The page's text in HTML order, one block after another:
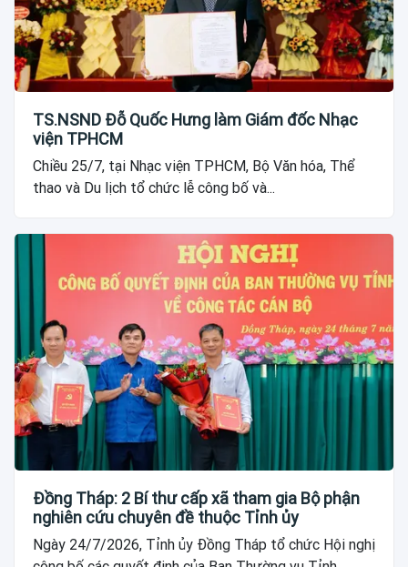
TS.NSND Đỗ Quốc Hưng làm Giám đốc Nhạc
viện TPHCM
Chiều 25/7, tại Nhạc viện TPHCM, Bộ Văn hóa, Thể
thao và Du lịch tổ chức lễ công bố và...
Đồng Tháp: 2 Bí thư cấp xã tham gia Bộ phận
nghiên cứu chuyên đề thuộc Tỉnh ủy
Ngày 24/7/2026, Tỉnh ủy Đồng Tháp tổ chức Hội nghị